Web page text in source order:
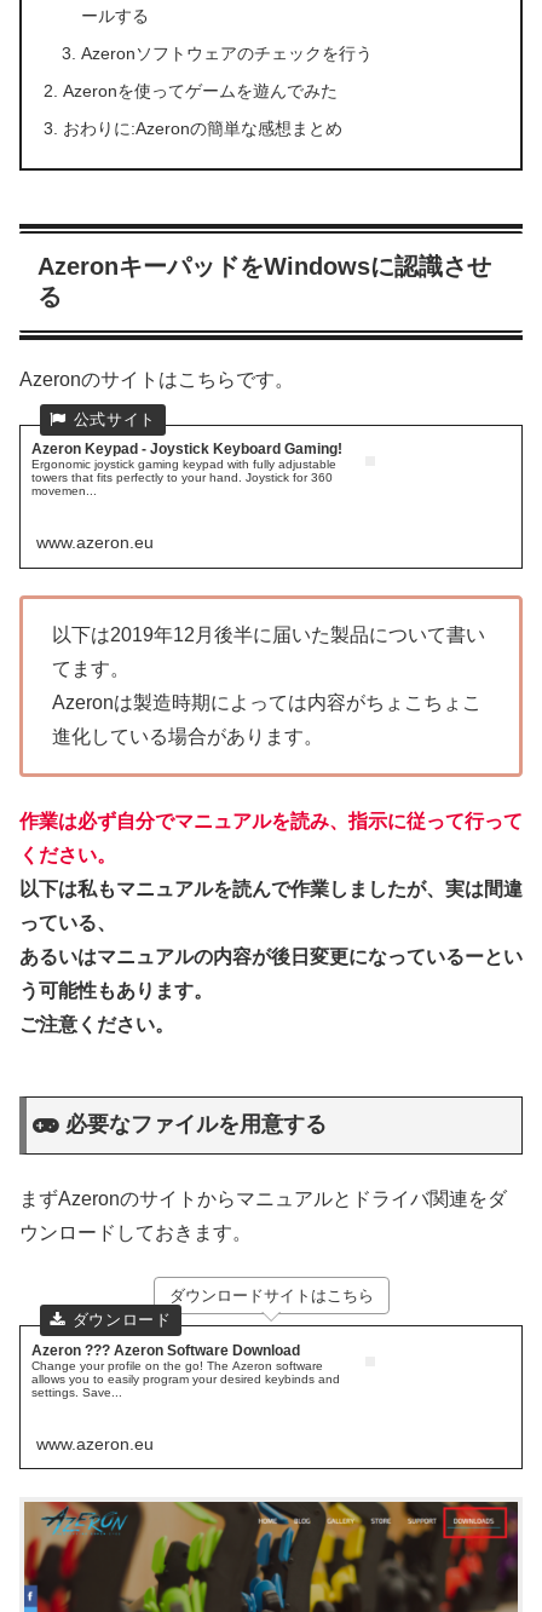
ールする
Azeronソフトウェアのチェックを行う
Azeronを使ってゲームを遊んでみた
おわりに:Azeronの簡単な感想まとめ
AzeronキーパッドをWindowsに認識させ
る
Azeronのサイトはこちらです。
Azeron Keypad - Joystick Keyboard Gaming!
Ergonomic joystick gaming keypad with fully adjustable
towers that fits perfectly to your hand. Joystick for 360
movemen...
www.azeron.eu
以下は2019年12月後半に届いた製品について書い
てます。
Azeronは製造時期によっては内容がちょこちょこ
進化している場合があります。
作業は必ず自分でマニュアルを読み、指示に従って行って
ください。
以下は私もマニュアルを読んで作業しましたが、実は間違
っている、
あるいはマニュアルの内容が後日変更になっているーとい
う可能性もあります。
ご注意ください。
必要なファイルを用意する
まずAzeronのサイトからマニュアルとドライバ関連をダ
ウンロードしておきます。
ダウンロードサイトはこちら
Azeron ??? Azeron Software Download
Change your profile on the go! The Azeron software
allows you to easily program your desired keybinds and
settings. Save...
www.azeron.eu